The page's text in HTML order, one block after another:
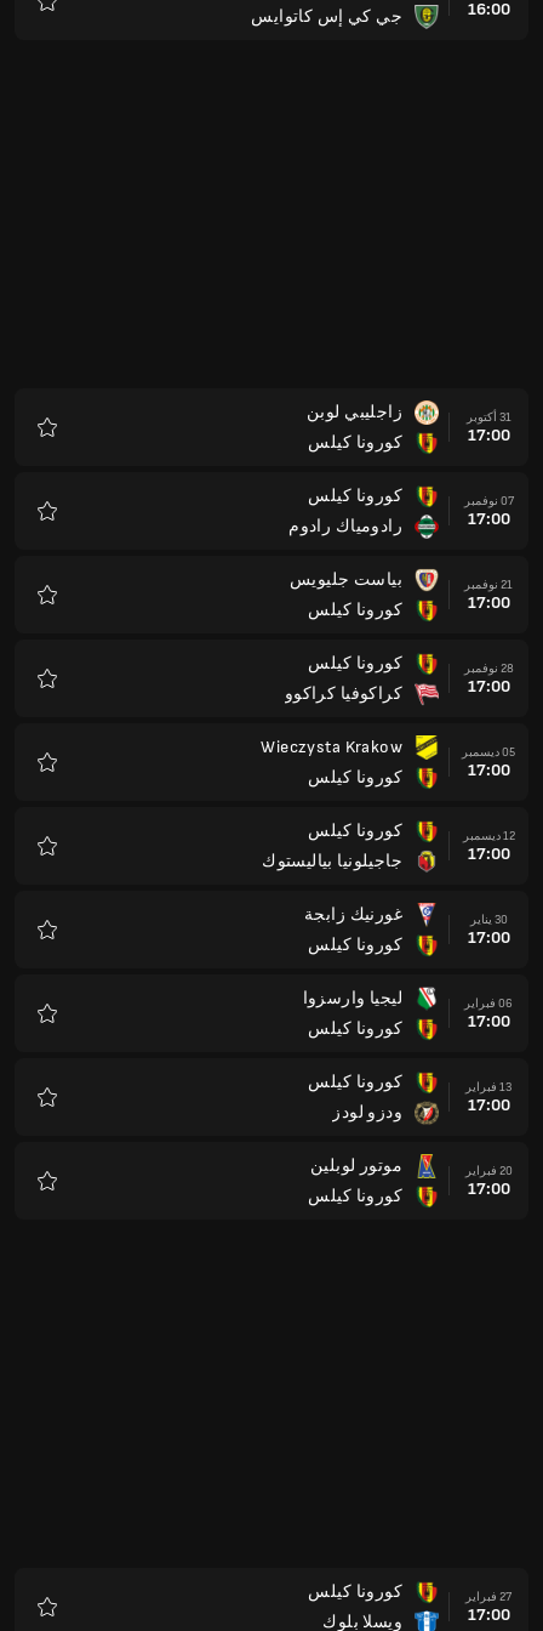
16:00
جي كي إس كاتوايس
31 أكتوبر
17:00
زاجليبي لوبن
كورونا كيلس
07 نوفمبر
17:00
كورونا كيلس
رادومياك رادوم
21 نوفمبر
17:00
بياست جليويس
كورونا كيلس
28 نوفمبر
17:00
كورونا كيلس
كراكوفيا كراكوو
05 ديسمبر
17:00
Wieczysta Krakow
كورونا كيلس
12 ديسمبر
17:00
كورونا كيلس
جاجيلونيا بياليستوك
30 يناير
17:00
غورنيك زابجة
كورونا كيلس
06 فبراير
17:00
ليجيا وارسزوا
كورونا كيلس
13 فبراير
17:00
كورونا كيلس
ودزو لودز
20 فبراير
17:00
موتور لوبلين
كورونا كيلس
27 فبراير
17:00
كورونا كيلس
ويسلا بلوك